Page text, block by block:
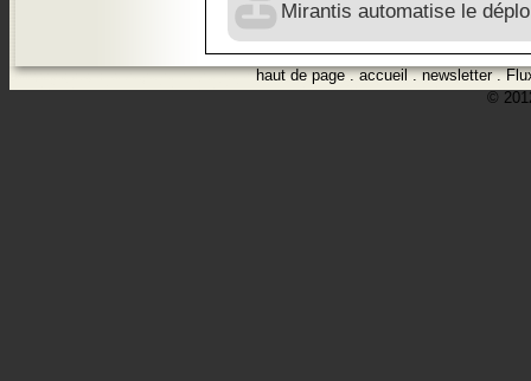
Mirantis automatise le
haut de page.accueil.newsletter.
©